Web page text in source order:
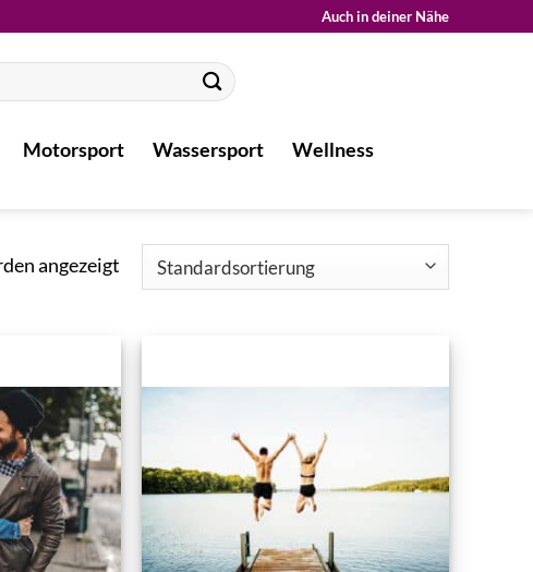
Auch in deiner Nähe
Motorsport Wassersport
Wellness
angezeigt